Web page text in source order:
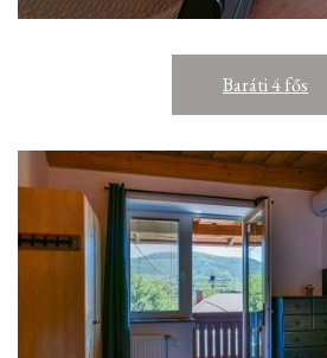
Baráti 4 fős